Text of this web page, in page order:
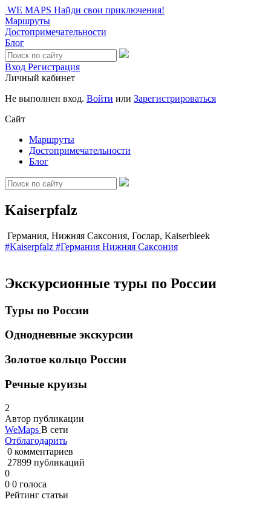
WE MAPS Найди свои приключения!
Маршруты
Достопримечательности
Блог
Вход Регистрация
Личный кабинет
Не выполнен вход. Войти или Зарегистрироваться
Сайт
Маршруты
Достопримечательности
Блог
Kaiserpfalz
Германия, Нижняя Саксония, Гослар, Kaiserbleek
#Kaiserpfalz #Германия Нижняя Саксония
Экскурсионные туры по России
Туры по России
Однодневные экскурсии
Золотое кольцо России
Речные круизы
2
Автор публикации
WeMaps В сети
Отблагодарить
0 комментариев
27899 публикаций
0
0 0 голоса
Рейтинг статьи